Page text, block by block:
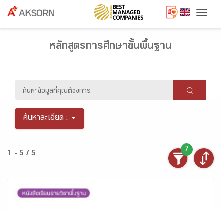
หลักสูตรการศึกษาขั้นพื้นฐาน
ค้นหาละเอียด :
1 - 5 / 5
7